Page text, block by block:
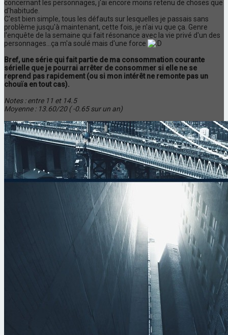
concernant les personnages, j'ai encore moins retenu de choses que
d'habitude.
C'est bien simple, tous les défauts sur lesquelles je passais sans
problème jusqu'à maintenant, cette fois, je n'ai vu que ça. Genre
l'enquête de la semaine qui fait résonance avec la vie privé d'un des
personnages...ça m'a soulé mais d'une force
Bref, une série qui fait partie de ma consommation courante
sérielle que je pourrai arrêter de consommer si elle ne se
reprend pas rapidement (ou si mon intérêt ne remonte pas un
chouïa en tout cas).
Notes : entre 11 et 14.5
Moyenne : 13.60/20 ( -0.65 sur un an)